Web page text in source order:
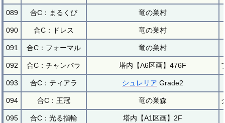
089 合C：まるくび 竜の巣村
090 合C：ドレス 竜の巣村
091 合C：フォーマル 竜の巣村
092 合C：チャンバラ 塔内【A6区画】476F
093 合C：ティアラ シュレリア Grade2
094 合C：王冠 竜の巣森
095 合C：光る指輪 塔内【A1区画】2F